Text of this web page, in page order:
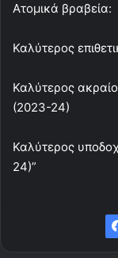
Ατομικά βραβεία:
Καλύτερος
Καλύτερος
(2023-24)
Καλύτερος
24)”